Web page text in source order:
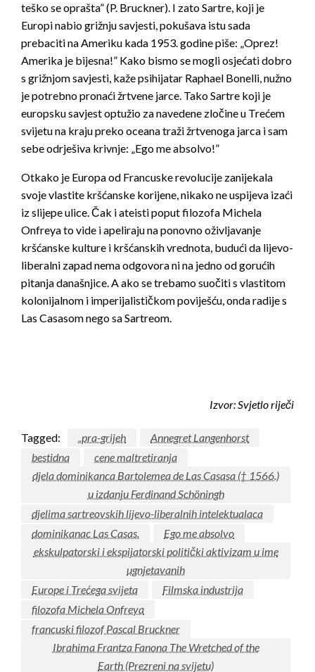
teško se oprašta” (P. Bruckner). I zato Sartre, koji je
Europi nabio grižnju savjesti, pokušava istu sada
prebaciti na Ameriku kada 1953. godine piše: „Oprez!
Amerika je bijesna!” Kako bismo se mogli osjećati dobro
s grižnjom savjesti, kaže psihijatar Raphael Bonelli, nužno
je potrebno pronaći žrtvene jarce. Tako Sartre koji je
europsku savjest optužio za navedene zločine u Trećem
svijetu na kraju preko oceana traži žrtvenoga jarca i sam
sebe odrješiva krivnje: „Ego me absolvo!”
Otkako je Europa od Francuske revolucije zanijekala
svoje vlastite kršćanske korijene, nikako ne uspijeva izaći
iz slijepe ulice. Čak i ateisti poput filozofa Michela
Onfreya to vide i apeliraju na ponovno oživljavanje
kršćanske kulture i kršćanskih vrednota, budući da lijevo-
liberalni zapad nema odgovora ni na jedno od gorućih
pitanja današnjice. A ako se trebamo suočiti s vlastitom
kolonijalnom i imperijalističkom poviješću, onda radije s
Las Casasom nego sa Sartreom.
Izvor:Svjetlo riječi
Tagged: „pra-grijeh
Annegret Langenhorst
bestidna
cene maltretiranja
djela dominikanca Bartolemea de Las Casasa († 1566.)
u izdanju Ferdinand Schöningh
djelima sartreovskih lijevo-liberalnih intelektualaca
dominikanac Las Casas.
Ego me absolvo
ekskulpatorski i ekspijatorski politički aktivizam u ime
ugnjetavanih
Europe i Trećega svijeta
Filmska industrija
filozofa Michela Onfreya
francuski filozof Pascal Bruckner
Ibrahima Frantza Fanona The Wretched of the
Earth (Prezreni na svijetu)